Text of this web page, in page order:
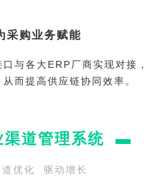
采购业务赋能
与各大ERP厂商实现对接，
而提高供应链协同效率。
渠道管理系统 ▬
优化 驱动增长